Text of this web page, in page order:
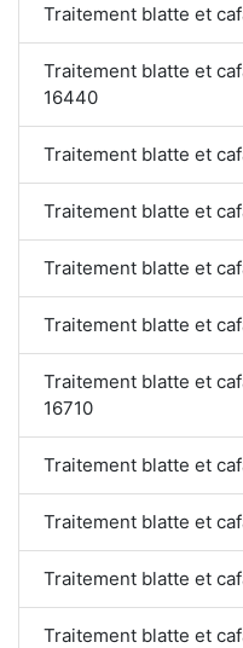
Traitement blatte et
Traitement blatte et
16440
Traitement blatte et
Traitement blatte et
Traitement blatte et
Traitement blatte et
Traitement blatte et
16710
Traitement blatte et
Traitement blatte et
Traitement blatte et
Traitement blatte et